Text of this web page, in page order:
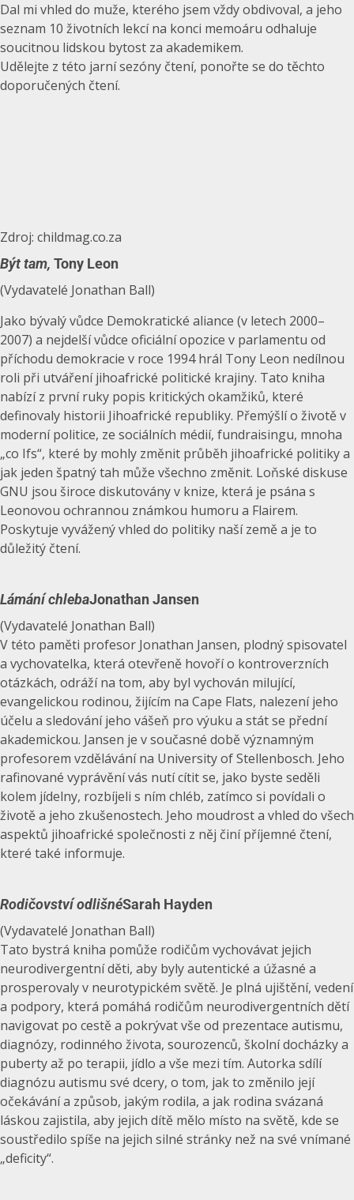
Dal mi vhled do muže, kterého jsem vždy obdivoval, a jeho
seznam 10 životních lekcí na konci memoáru odhaluje
soucitnou lidskou bytost za akademikem.
Udělejte z této jarní sezóny čtení, ponořte se do těchto
doporučených čtení.
Zdroj: childmag.co.za
Být tam, Tony Leon
(Vydavatelé Jonathan Ball)
Jako bývalý vůdce Demokratické aliance (v letech 2000–
2007) a nejdelší vůdce oficiální opozice v parlamentu od
příchodu demokracie v roce 1994 hrál Tony Leon nedílnou
roli při utváření jihoafrické politické krajiny. Tato kniha
nabízí z první ruky popis kritických okamžiků, které
definovaly historii Jihoafrické republiky. Přemýšlí o životě v
moderní politice, ze sociálních médií, fundraisingu, mnoha
„co Ifs“, které by mohly změnit průběh jihoafrické politiky a
jak jeden špatný tah může všechno změnit. Loňské diskuse
GNU jsou široce diskutovány v knize, která je psána s
Leonovou ochrannou známkou humoru a Flairem.
Poskytuje vyvážený vhled do politiky naší země a je to
důležitý čtení.
Lámání chlebaJonathan Jansen
(Vydavatelé Jonathan Ball)
V této paměti profesor Jonathan Jansen, plodný spisovatel
a vychovatelka, která otevřeně hovoří o kontroverzních
otázkách, odráží na tom, aby byl vychován milující,
evangelickou rodinou, žijícím na Cape Flats, nalezení jeho
účelu a sledování jeho vášeň pro výuku a stát se přední
akademickou. Jansen je v současné době významným
profesorem vzdělávání na University of Stellenbosch. Jeho
rafinované vyprávění vás nutí cítit se, jako byste seděli
kolem jídelny, rozbíjeli s ním chléb, zatímco si povídali o
životě a jeho zkušenostech. Jeho moudrost a vhled do všech
aspektů jihoafrické společnosti z něj činí příjemné čtení,
které také informuje.
Rodičovství odlišnéSarah Hayden
(Vydavatelé Jonathan Ball)
Tato bystrá kniha pomůže rodičům vychovávat jejich
neurodivergentní děti, aby byly autentické a úžasné a
prosperovaly v neurotypickém světě. Je plná ujištění, vedení
a podpory, která pomáhá rodičům neurodivergentních dětí
navigovat po cestě a pokrývat vše od prezentace autismu,
diagnózy, rodinného života, sourozenců, školní docházky a
puberty až po terapii, jídlo a vše mezi tím. Autorka sdílí
diagnózu autismu své dcery, o tom, jak to změnilo její
očekávání a způsob, jakým rodila, a jak rodina svázaná
láskou zajistila, aby jejich dítě mělo místo na světě, kde se
soustředilo spíše na jejich silné stránky než na své vnímané
„deficity“.